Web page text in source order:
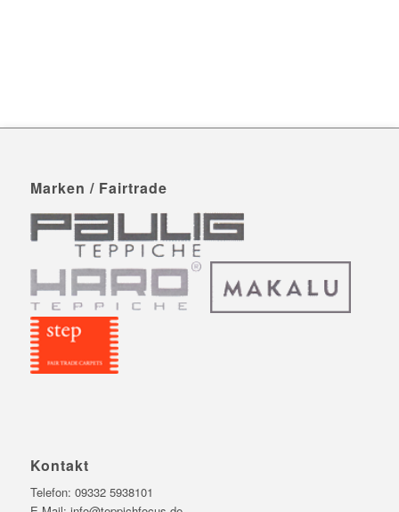
Marken / Fairtrade
Kontakt
Telefon: 09332 5938101